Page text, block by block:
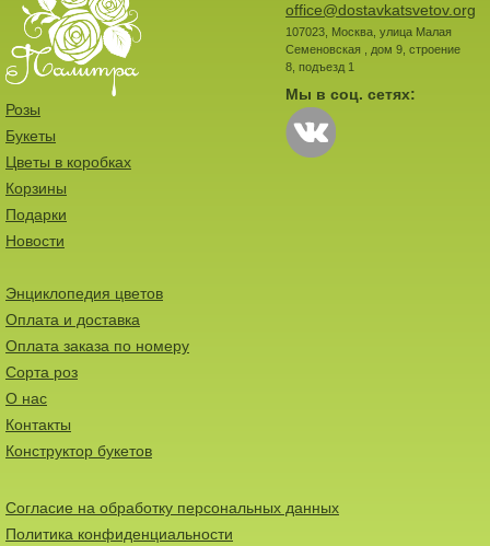
office@dostavkatsvetov.org
107023, Москва, улица Малая
Семеновская , дом 9, строение
8, подъезд 1
Мы в соц. сетях:
Розы
Букеты
Цветы в коробках
Корзины
Подарки
Новости
Энциклопедия цветов
Оплата и доставка
Оплата заказа по номеру
Сорта роз
О нас
Контакты
Конструктор букетов
Согласие на обработку персональных данных
Политика конфиденциальности